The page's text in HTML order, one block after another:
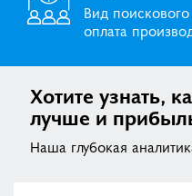
Вид
оплата
Хотите узнать,
лучше и
Наша глубокая